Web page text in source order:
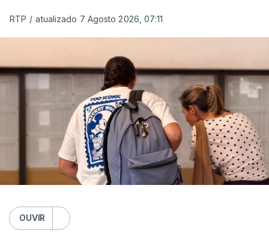
RTP / atualizado 7 Agosto 2026, 07:11
OUVIR